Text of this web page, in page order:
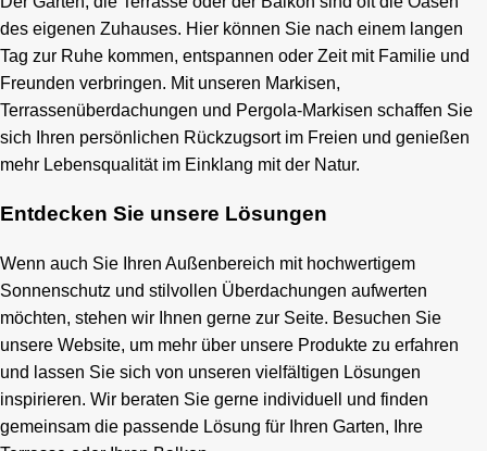
des eigenen Zuhauses. Hier können Sie nach einem langen
Tag zur Ruhe kommen, entspannen oder Zeit mit Familie und
Freunden verbringen. Mit unseren Markisen,
Terrassenüberdachungen und Pergola-Markisen schaffen Sie
sich Ihren persönlichen Rückzugsort im Freien und genießen
mehr Lebensqualität im Einklang mit der Natur.
Entdecken Sie unsere Lösungen
Wenn auch Sie Ihren Außenbereich mit hochwertigem
Sonnenschutz und stilvollen Überdachungen aufwerten
möchten, stehen wir Ihnen gerne zur Seite. Besuchen Sie
unsere Website, um mehr über unsere Produkte zu erfahren
und lassen Sie sich von unseren vielfältigen Lösungen
inspirieren. Wir beraten Sie gerne individuell und finden
gemeinsam die passende Lösung für Ihren Garten, Ihre